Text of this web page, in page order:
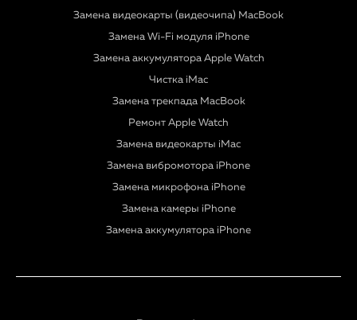
Замена видеокарты (видеочипа) MacBook
Замена Wi-Fi модуля iPhone
Замена аккумулятора Apple Watch
Чистка iMac
Замена трекпада MacBook
Ремонт Apple Watch
Замена видеокарты iMac
Замена вибромотора iPhone
Замена микрофона iPhone
Замена камеры iPhone
Замена аккумулятора iPhone